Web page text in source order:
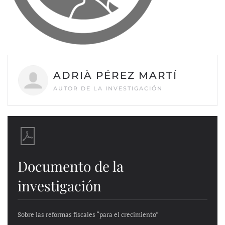
ADRIÀ PÉREZ MARTÍ
AUTOR DE LA INVESTIGACIÓN
Documento de la
investigación
Sobre las reformas fiscales “para el crecimiento”